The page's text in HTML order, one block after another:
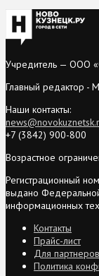
Учредитель — ООО
Главный редактор -
Наши контакты:
+7 (3842) 900-800
Возрастное
Регистрационный
выдано
информационных
Контакты
Прайс-лист
Для партнеров
Политика